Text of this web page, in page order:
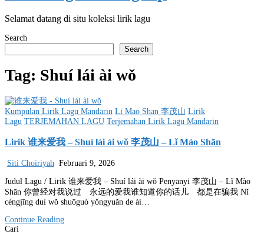
Selamat datang di situ koleksi lirik lagu
Search
Search
Tag: Shuí lái ài wǒ
Posted
in
Kumpulan Lirik Lagu Mandarin Li Mao Shan 李茂山 Lirik
Lagu TERJEMAHAN LAGU Terjemahan Lirik Lagu Mandarin
Lirik 谁来爱我 – Shuí lái ài wǒ 李茂山 – Lǐ Mào Shān
Siti Choiriyah Februari 9, 2026
Judul Lagu / Lirik 谁来爱我 – Shuí lái ài wǒ Penyanyi 李茂山 – Lǐ Mào
Shān 你曾经对我说过 永远的爱我谁知道你的话儿 都是在骗我 Nǐ
céngjīng duì wǒ shuōguò yǒngyuǎn de ài…
Continue Reading
Cari